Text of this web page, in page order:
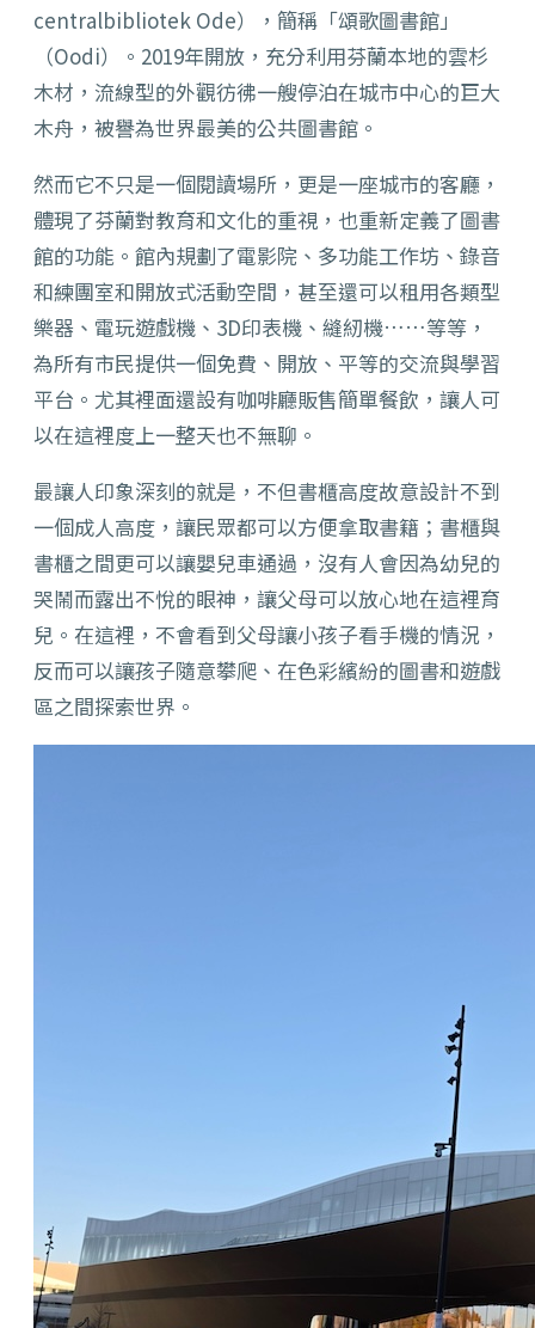
centralbibliotek Ode），簡稱「頌歌圖書館」
（Oodi）。2019年開放，充分利用芬蘭本地的雲杉
木材，流線型的外觀彷彿一艘停泊在城市中心的巨大
木舟，被譽為世界最美的公共圖書館。
然而它不只是一個閱讀場所，更是一座城市的客廳，
體現了芬蘭對教育和文化的重視，也重新定義了圖書
館的功能。館內規劃了電影院、多功能工作坊、錄音
和練團室和開放式活動空間，甚至還可以租用各類型
樂器、電玩遊戲機、3D印表機、縫紉機……等等，
為所有市民提供一個免費、開放、平等的交流與學習
平台。尤其裡面還設有咖啡廳販售簡單餐飲，讓人可
以在這裡度上一整天也不無聊。
最讓人印象深刻的就是，不但書櫃高度故意設計不到
一個成人高度，讓民眾都可以方便拿取書籍；書櫃與
書櫃之間更可以讓嬰兒車通過，沒有人會因為幼兒的
哭鬧而露出不悅的眼神，讓父母可以放心地在這裡育
兒。在這裡，不會看到父母讓小孩子看手機的情況，
反而可以讓孩子隨意攀爬、在色彩繽紛的圖書和遊戲
區之間探索世界。